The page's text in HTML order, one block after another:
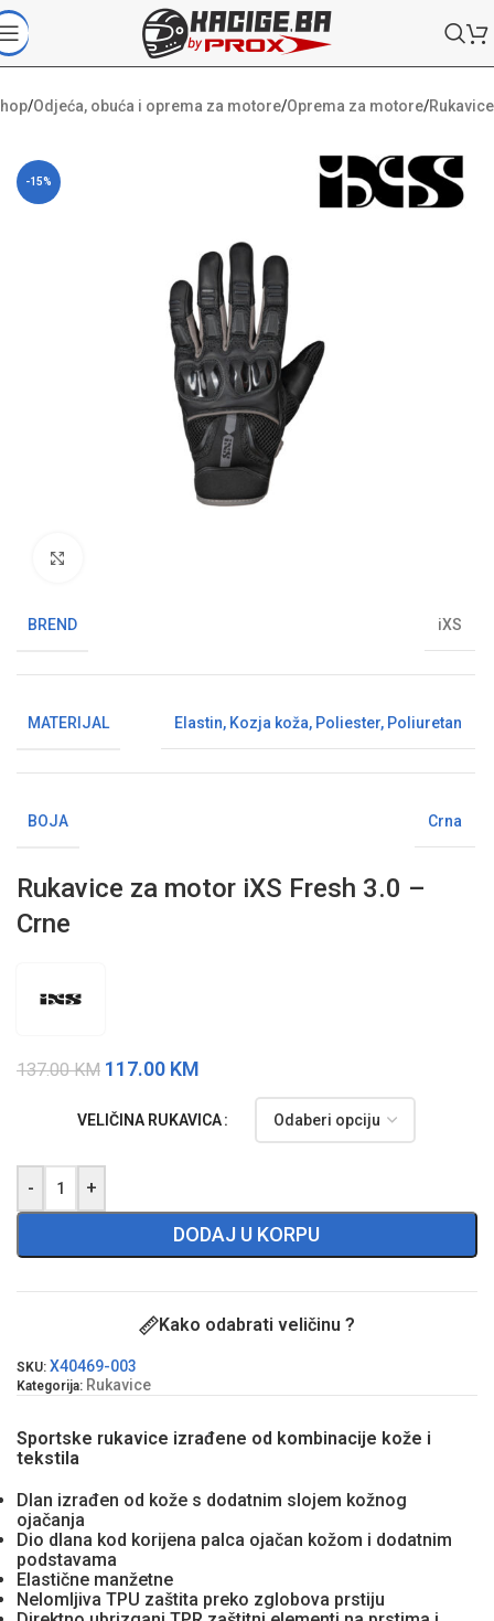
/Odjeća, obuća i oprema za motore/Oprema za motore/Rukavice
-15%
BREND iXS
MATERIJAL Elastin, Kozja koža, Poliester, Poliuretan
BOJA Crna
Rukavice za motor iXS Fresh 3.0 –
Crne
137.00KM 117.00 KM
VELIČINA RUKAVICA
- +
DODAJ U KORPU
Kako odabrati veličinu ?
SKU: X40469-003
Kategorija: Rukavice
Sportske rukavice izrađene od kombinacije kože i
tekstila
Dlan izrađen od kože s dodatnim slojem kožnog
ojačanja
Dio dlana kod korijena palca ojačan kožom i dodatnim
podstavama
Elastične manžetne
Nelomljiva TPU zaštita preko zglobova prstiju